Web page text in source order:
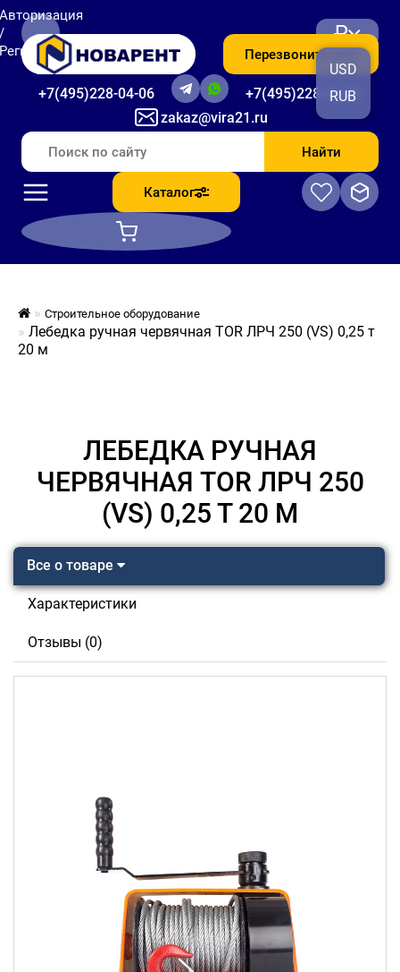
zakaz@vira21.ru
+7(495)228-04-06 +7(495)228-06-56
Перезвоните мне
₽
USD
RUB
Найти
Каталог
Строительное оборудование
Лебедка ручная червячная TOR ЛРЧ 250 (VS) 0,25 т
20 м
ЛЕБЕДКА РУЧНАЯ
ЧЕРВЯЧНАЯ TOR ЛРЧ 250
(VS) 0,25 Т 20 М
Все о товаре
Характеристики
Отзывы (0)